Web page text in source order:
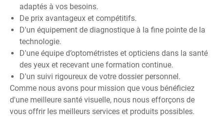
adaptés à vos besoins.
De prix avantageux et compétitifs.
D'un équipement de diagnostique à la fine pointe de la
technologie.
D'une équipe d’optométristes et opticiens dans la santé
des yeux et recevant une formation continue.
D'un suivi rigoureux de votre dossier personnel.
Comme nous avons pour mission que vous bénéficiez
d'une meilleure santé visuelle, nous nous efforçons de
vous offrir les meilleurs services et produits possibles.